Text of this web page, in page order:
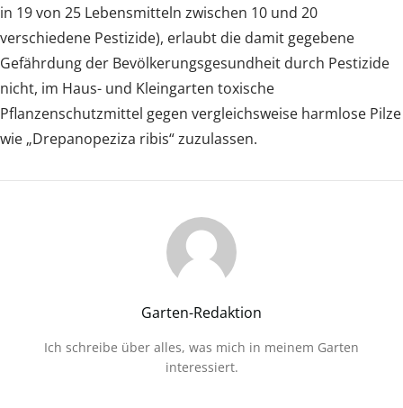
in 19 von 25 Lebensmitteln zwischen 10 und 20
verschiedene Pestizide), erlaubt die damit gegebene
Gefährdung der Bevölkerungsgesundheit durch Pestizide
nicht, im Haus- und Kleingarten toxische
Pflanzenschutzmittel gegen vergleichsweise harmlose Pilze
wie „Drepanopeziza ribis“ zuzulassen.
Garten-Redaktion
Ich schreibe über alles, was mich in meinem Garten
interessiert.